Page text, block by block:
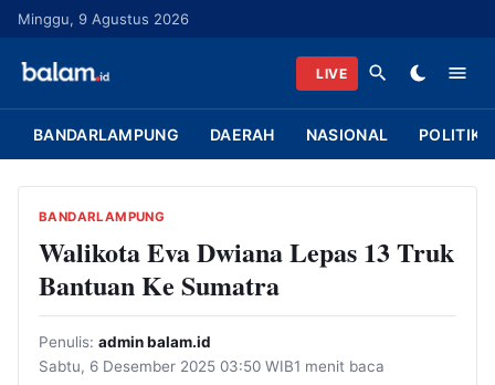
u
Minggu, 9 Agustus 2026
LIVE
BANDARLAMPUNG DAERAH NASIONAL POLITIK
BANDARLAMPUNG
Walikota Eva Dwiana Lepas 13 Truk
Bantuan Ke Sumatra
Penulis: admin balam.id
Sabtu, 6 Desember 2025 03:50 WIB1 menit baca